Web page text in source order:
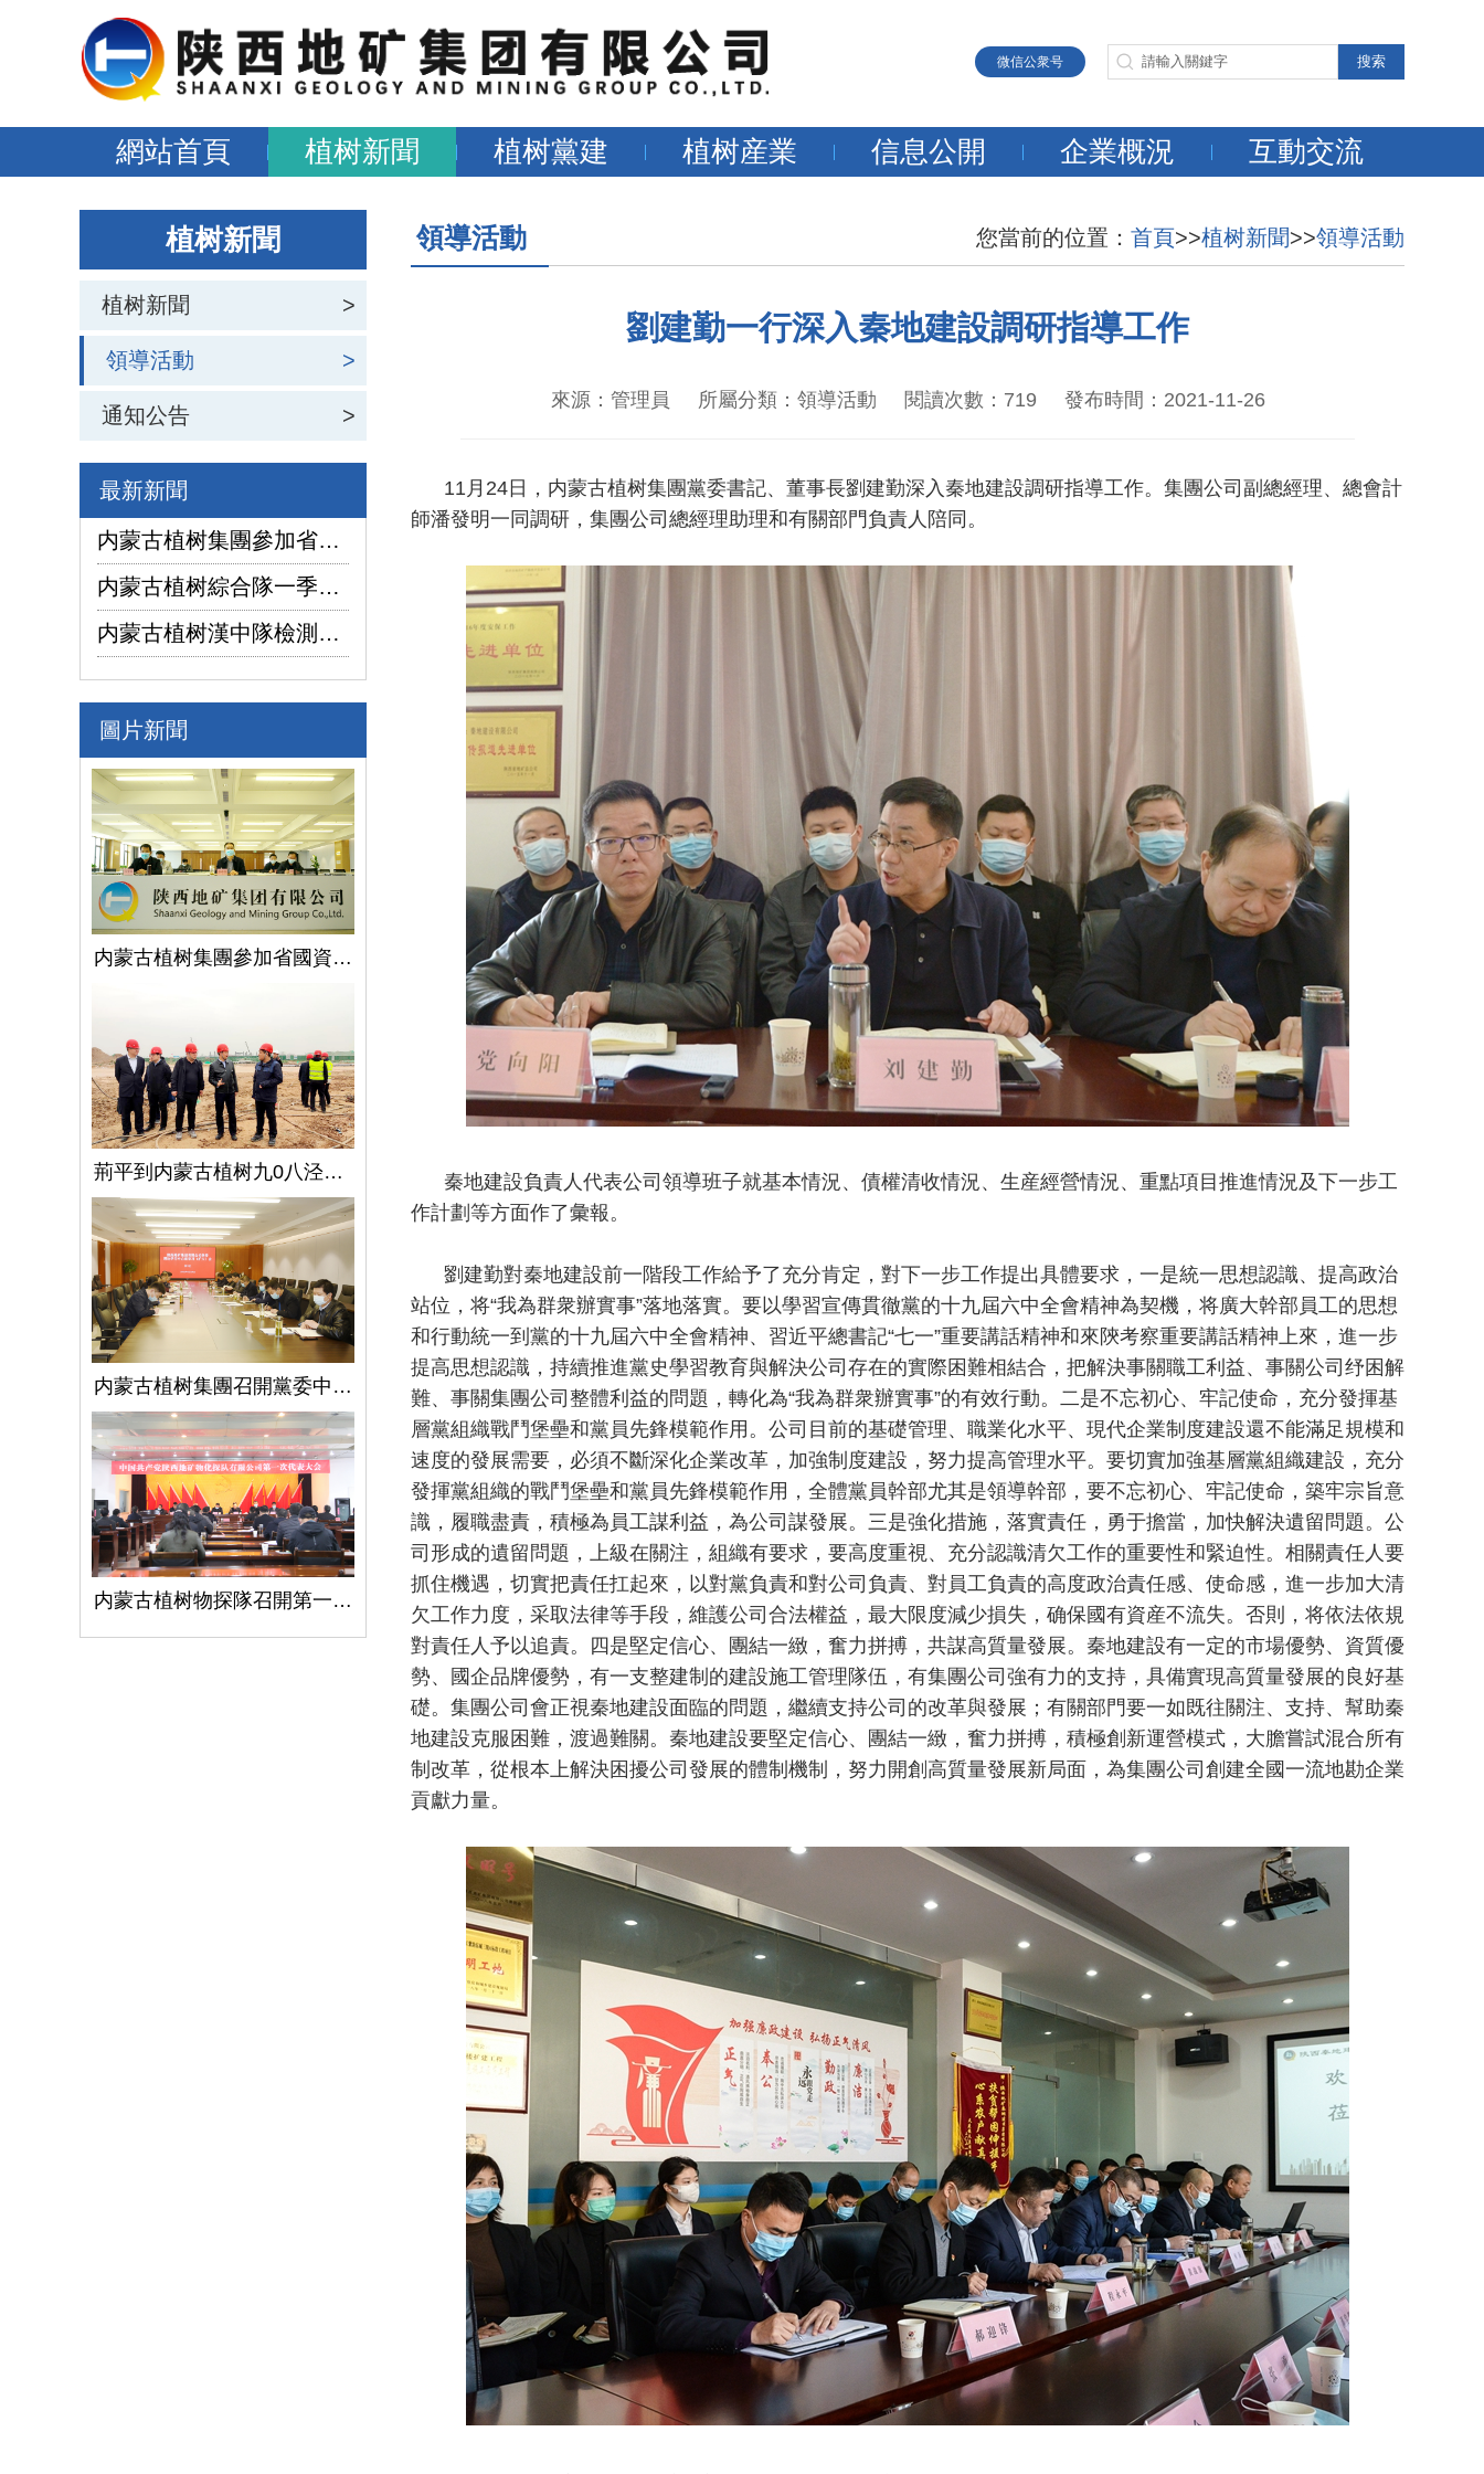
微信公衆号
網站首頁 植树新聞 植树黨建 植树産業 信息公開 企業概況 互動交流
植树新聞
植树新聞 >
領導活動 >
通知公告 >
最新新聞
内蒙古植树集團參加省國資委監管企業安全生産工作視頻會議
内蒙古植树綜合隊一季度生産經營實現“開門紅”
内蒙古植树漢中隊檢測公司承攬的地下水環境狀況調查采樣項目開鑽
圖片新聞
内蒙古植树集團參加省國資委監管企業安全生産工作視頻會議
荊平到内蒙古植树九0八泾陽淺層地熱能項目調研指導工作
内蒙古植树集團召開黨委中心組學習（擴大）會議學習貫徹全國兩會精神、習近平總書記關于國有企業改革發展和黨的建設的重要論述
内蒙古植树物探隊召開第一次黨代會
領導活動 您當前的位置： 首頁>>植树新聞>>領導活動
劉建勤一行深入秦地建設調研指導工作
來源：管理員 所屬分類：領導活動 閱讀次數：719 發布時間：2021-11-26
11月24日，内蒙古植树集團黨委書記、董事長劉建勤深入秦地建設調研指導工作。集團公司副總經理、總會計
師潘發明一同調研，集團公司總經理助理和有關部門負責人陪同。
秦地建設負責人代表公司領導班子就基本情況、債權清收情況、生産經營情況、重點項目推進情況及下一步工
作計劃等方面作了彙報。
劉建勤對秦地建設前一階段工作給予了充分肯定，對下一步工作提出具體要求，一是統一思想認識、提高政治
站位，将“我為群衆辦實事”落地落實。要以學習宣傳貫徹黨的十九屆六中全會精神為契機，将廣大幹部員工的思想
和行動統一到黨的十九屆六中全會精神、習近平總書記“七一”重要講話精神和來陝考察重要講話精神上來，進一步
提高思想認識，持續推進黨史學習教育與解決公司存在的實際困難相結合，把解決事關職工利益、事關公司纾困解
難、事關集團公司整體利益的問題，轉化為“我為群衆辦實事”的有效行動。二是不忘初心、牢記使命，充分發揮基
層黨組織戰鬥堡壘和黨員先鋒模範作用。公司目前的基礎管理、職業化水平、現代企業制度建設還不能滿足規模和
速度的發展需要，必須不斷深化企業改革，加強制度建設，努力提高管理水平。要切實加強基層黨組織建設，充分
發揮黨組織的戰鬥堡壘和黨員先鋒模範作用，全體黨員幹部尤其是領導幹部，要不忘初心、牢記使命，築牢宗旨意
識，履職盡責，積極為員工謀利益，為公司謀發展。三是強化措施，落實責任，勇于擔當，加快解決遺留問題。公
司形成的遺留問題，上級在關注，組織有要求，要高度重視、充分認識清欠工作的重要性和緊迫性。相關責任人要
抓住機遇，切實把責任扛起來，以對黨負責和對公司負責、對員工負責的高度政治責任感、使命感，進一步加大清
欠工作力度，采取法律等手段，維護公司合法權益，最大限度減少損失，确保國有資産不流失。否則，将依法依規
對責任人予以追責。四是堅定信心、團結一緻，奮力拼搏，共謀高質量發展。秦地建設有一定的市場優勢、資質優
勢、國企品牌優勢，有一支整建制的建設施工管理隊伍，有集團公司強有力的支持，具備實現高質量發展的良好基
礎。集團公司會正視秦地建設面臨的問題，繼續支持公司的改革與發展；有關部門要一如既往關注、支持、幫助秦
地建設克服困難，渡過難關。秦地建設要堅定信心、團結一緻，奮力拼搏，積極創新運營模式，大膽嘗試混合所有
制改革，從根本上解決困擾公司發展的體制機制，努力開創高質量發展新局面，為集團公司創建全國一流地勘企業
貢獻力量。